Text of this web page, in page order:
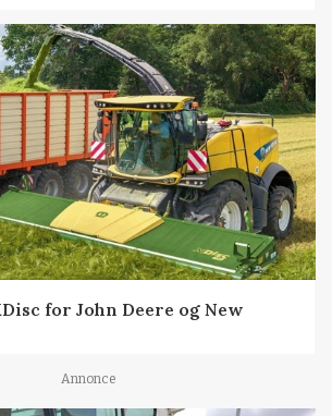
for John Deere og New
Annonce